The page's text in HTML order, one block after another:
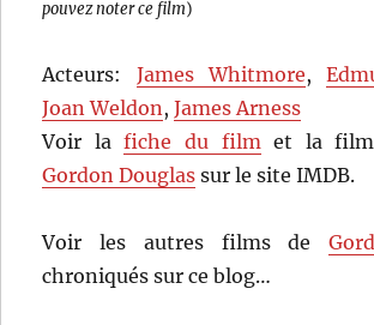
pouvez noter ce film)
Acteurs: James Whitmore,
Joan Weldon ,James Arness
Voir lafiche du film et la
Gordon Douglas sur le site IMDB.
Voir les autres films de
chroniqués sur ce blog…